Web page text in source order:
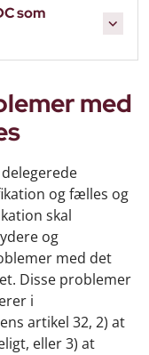
som
med
og fælles og
skal
og
med det
Disse problemer
i
artikel 32, 2) at
eller 3) at